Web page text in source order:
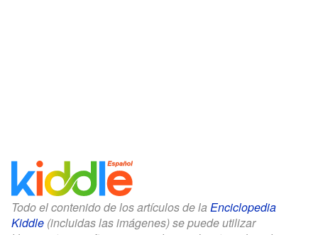
Todo el contenido de los artículos de la Enciclopedia
Kiddle (incluidas las imágenes) se puede utilizar